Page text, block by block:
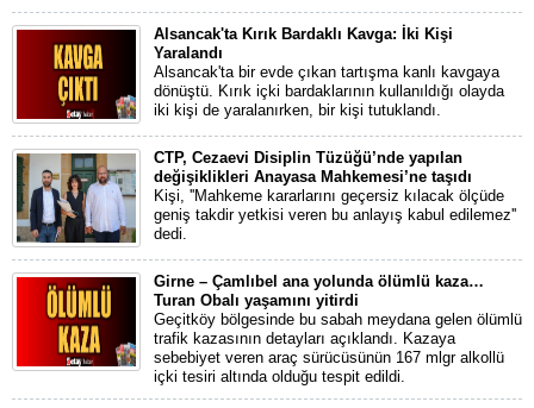
Alsancak'ta Kırık Bardaklı Kavga: İki Kişi
Yaralandı
Alsancak'ta bir evde çıkan tartışma kanlı kavgaya
dönüştü. Kırık içki bardaklarının kullanıldığı olayda
iki kişi de yaralanırken, bir kişi tutuklandı.
CTP, Cezaevi Disiplin Tüzüğü’nde yapılan
değişiklikleri Anayasa Mahkemesi’ne taşıdı
Kişi, ''Mahkeme kararlarını geçersiz kılacak ölçüde
geniş takdir yetkisi veren bu anlayış kabul edilemez''
dedi.
Girne – Çamlıbel ana yolunda ölümlü kaza…
Turan Obalı yaşamını yitirdi
Geçitköy bölgesinde bu sabah meydana gelen ölümlü
trafik kazasının detayları açıklandı. Kazaya
sebebiyet veren araç sürücüsünün 167 mlgr alkollü
içki tesiri altında olduğu tespit edildi.